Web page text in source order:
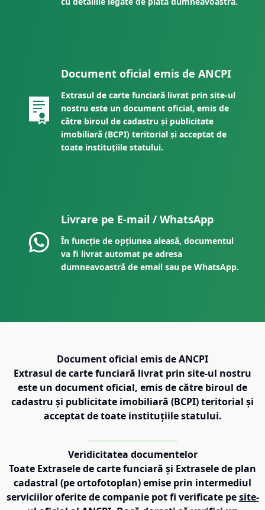
Document oficial emis de ANCPI
Extrasul de carte funciară livrat prin site-ul
nostru este un document oficial, emis de
către biroul de cadastru și publicitate
imobiliară (BCPI) teritorial și acceptat de
toate instituțiile statului.
Livrare pe E-mail / WhatsApp
În funcție de opțiunea aleasă, documentul
va fi livrat automat pe adresa
dumneavoastră de email sau pe WhatsApp.
Document oficial emis de ANCPI
Extrasul de carte funciară livrat prin site-ul nostru
este un document oficial, emis de către biroul de
cadastru și publicitate imobiliară (BCPI) teritorial și
acceptat de toate instituțiile statului.
Veridicitatea documentelor
Toate Extrasele de carte funciară și Extrasele de plan
cadastral (pe ortofotoplan) emise prin intermediul
serviciilor oferite de companie pot fi verificate pe site-